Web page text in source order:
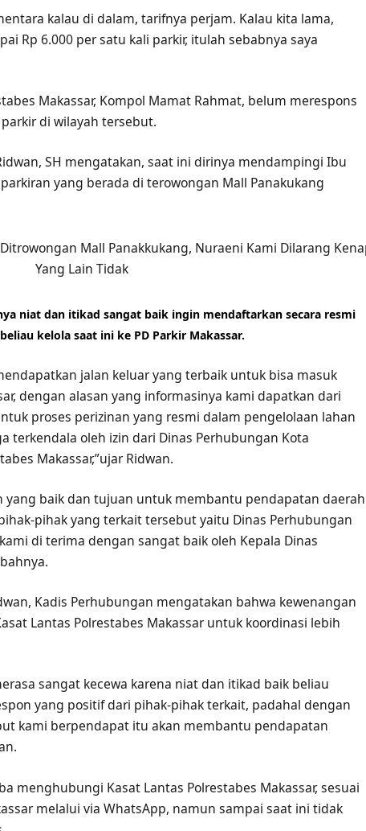
kalau di dalam, tarifnya perjam. Kalau kita lama,
Rp 6.000 per satu kali parkir, itulah sebabnya saya
Makassar, Kompol Mamat Rahmat, belum merespons
di wilayah tersebut.
SH mengatakan, saat ini dirinya mendampingi Ibu
yang berada di terowongan Mall Panakukang
niat dan itikad sangat baik ingin mendaftarkan secara resmi
kelola saat ini ke PD Parkir Makassar.
jalan keluar yang terbaik untuk bisa masuk
dengan alasan yang informasinya kami dapatkan dari
proses perizinan yang resmi dalam pengelolaan lahan
terkendala oleh izin dari Dinas Perhubungan Kota
Makassar,”ujar Ridwan.
yang baik dan tujuan untuk membantu pendapatan daerah
pihak yang terkait tersebut yaitu Dinas Perhubungan
di terima dengan sangat baik oleh Kepala Dinas
Kadis Perhubungan mengatakan bahwa kewenangan
Lantas Polrestabes Makassar untuk koordinasi lebih
sangat kecewa karena niat dan itikad baik beliau
yang positif dari pihak-pihak terkait, padahal dengan
kami berpendapat itu akan membantu pendapatan
menghubungi Kasat Lantas Polrestabes Makassar, sesuai
melalui via WhatsApp, namun sampai saat ini tidak